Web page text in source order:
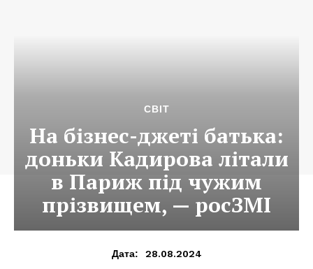
СВІТ
На бізнес-джеті батька:
доньки Кадирова літали
в Париж під чужим
прізвищем, — росЗМІ
Дата: 28.08.2024